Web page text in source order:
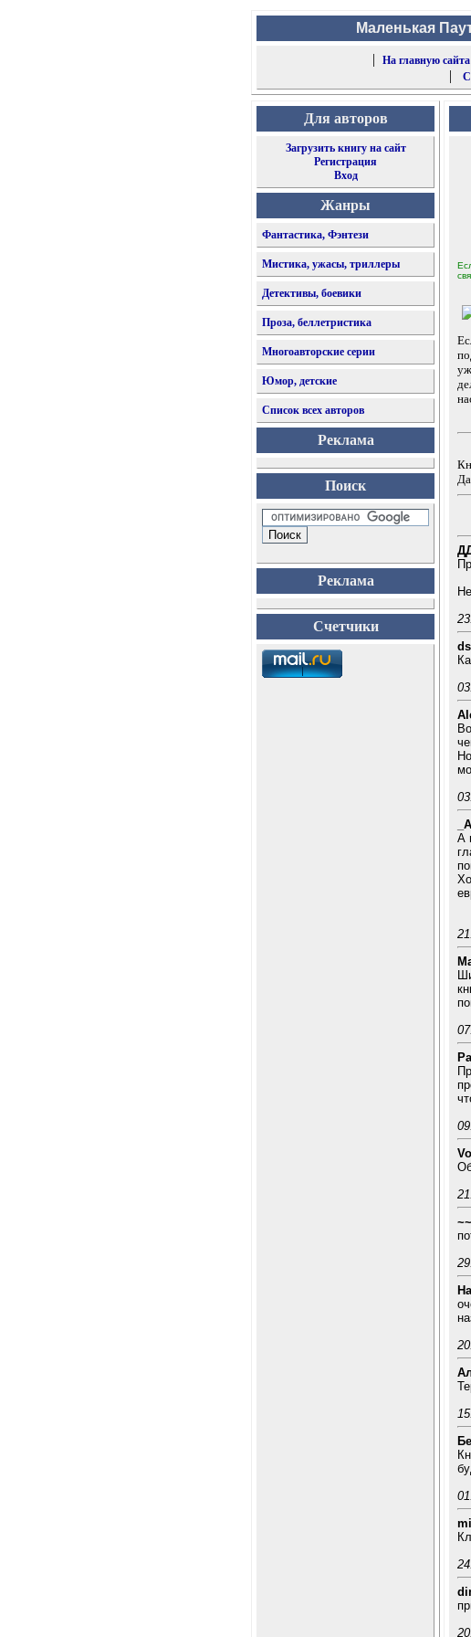
Маленькая
|
На главную сайта
|
Для авторов
Загрузить книгу на сайт
Регистрация
Вход
Жанры
Фантастика, Фэнтези
Мистика, ужасы, триллеры
Детективы, боевики
Проза, беллетристика
Многоавторские серии
Юмор, детские
Список всех авторов
Реклама
Поиск
Реклама
Счетчики
А